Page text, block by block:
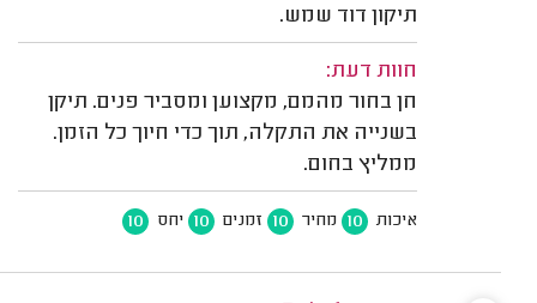
תיקון דוד שמש.
חוות דעת:
חן בחור מהמם, מקצוען ומסביר פנים. תיקן
בשנייה את התקלה, תוך כדי חיוך כל הזמן.
ממליץ בחום.
איכות 10 מחיר 10 זמנים 10 יחס 10